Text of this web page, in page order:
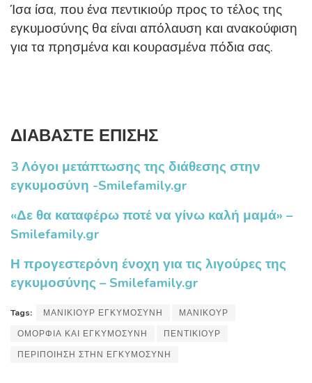
Ίσα ίσα, που ένα πεντικιούρ προς το τέλος της
εγκυμοσύνης θα είναι απόλαυση και ανακούφιση
για τα πρησμένα και κουρασμένα πόδια σας.
ΔΙΑΒΑΣΤΕ ΕΠΙΣΗΣ
3 Λόγοι μετάπτωσης της διάθεσης στην
εγκυμοσύνη -Smilefamily.gr
«Δε θα καταφέρω ποτέ να γίνω καλή μαμά» –
Smilefamily.gr
Η προγεστερόνη ένοχη για τις λιγούρες της
εγκυμοσύνης – Smilefamily.gr
Tags: ΜΑΝΙΚΙΟΥΡ ΕΓΚΥΜΟΣΥΝΗ
ΜΑΝΙΚΟΥΡ
ΟΜΟΡΦΙΑ ΚΑΙ ΕΓΚΥΜΟΣΥΝΗ
ΠΕΝΤΙΚΙΟΥΡ
ΠΕΡΙΠΟΙΗΣΗ ΣΤΗΝ ΕΓΚΥΜΟΣΥΝΗ